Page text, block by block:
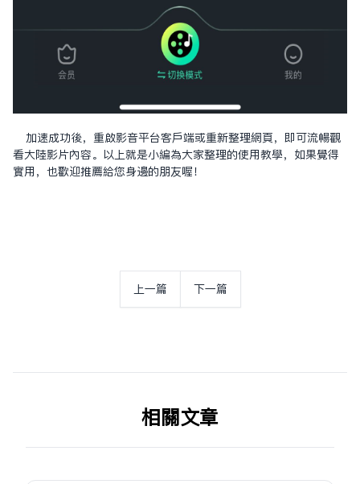
加速成功後，重啟影音平台客戶端或重新整理網頁，即可流暢觀
看大陸影片內容。以上就是小編為大家整理的使用教學，如果覺得
實用，也歡迎推薦給您身邊的朋友喔！
上一篇 下一篇
相关文章